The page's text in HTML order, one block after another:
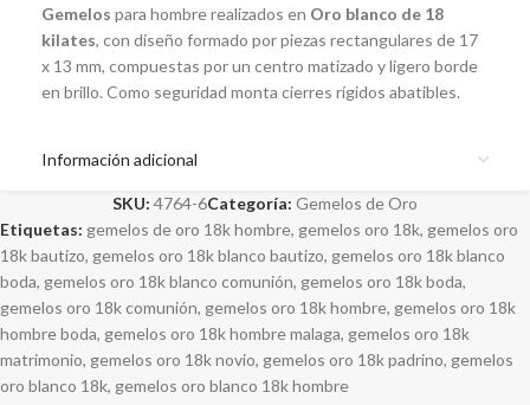
Gemelos para hombre realizados en Oro blanco de 18
kilates, con diseño formado por piezas rectangulares de 17
x 13 mm, compuestas por un centro matizado y ligero borde
en brillo. Como seguridad monta cierres rígidos abatibles.
Información adicional
SKU: 4764-6Categoría: Gemelos de Oro
Etiquetas: gemelos de oro 18k hombre, gemelos oro 18k, gemelos oro
18k bautizo, gemelos oro 18k blanco bautizo, gemelos oro 18k blanco
boda, gemelos oro 18k blanco comunión, gemelos oro 18k boda,
gemelos oro 18k comunión, gemelos oro 18k hombre, gemelos oro 18k
hombre boda, gemelos oro 18k hombre malaga, gemelos oro 18k
matrimonio, gemelos oro 18k novio, gemelos oro 18k padrino, gemelos
oro blanco 18k, gemelos oro blanco 18k hombre